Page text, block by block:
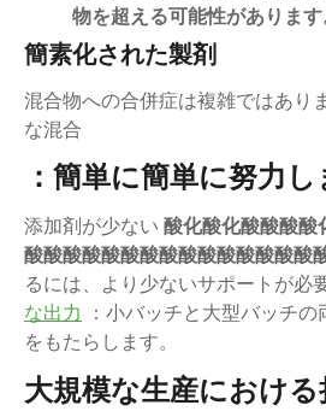
物を超える可能性があります
簡素化された製剤
混合物への合併症は複雑ではあり
な混合
：簡単に簡単に努力し
添加剤が少ない 酸化酸化酸酸酸酸
酸酸酸酸酸酸酸酸酸酸酸酸酸酸酸
るには、より少ないサポートが必
な出力
：小バッチと大型バッチ
をもたらします。
大規模な生産におけ